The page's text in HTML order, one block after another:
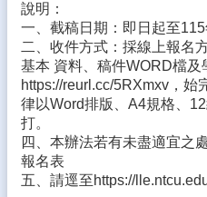
組
織
校
園
動
態
校
務
E
說明：
一、截稿日期：即日起至
二、收件方式：採線上報名
基本 資料、稿件WORD檔
https://reurl.cc/5RXmxv，始
律以Word排版、A4規格、
打。
四、本辦法若有未盡適宜之
報名表
五、請逕至https://